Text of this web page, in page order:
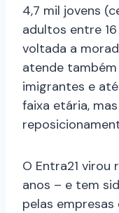
4,7 mil jovens
adultos entre
voltada a
atende
imigrantes e
faixa etária,
O Entra21 virou
anos – e tem
pelas